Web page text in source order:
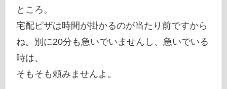
ところ。
宅配ピザは時間が掛かるのが当たり前ですから
ね。別に20分も急いでいませんし、急いでいる
時は、
そもそも頼みませんよ。